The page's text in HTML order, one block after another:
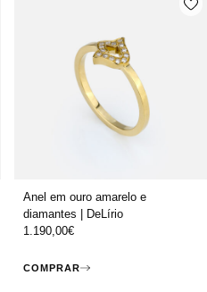
Anel em ouro amarelo e
diamantes | DeLírio
1.190,00€
COMPRAR